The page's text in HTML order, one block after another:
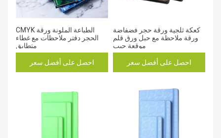
CMYK الطباعة الملونة ورقة
الحجر دفتر ملاحظات مع غطاء
متطابق
احصل على أفضل سعر
كعكة ثلجية ورقة حجر فضفاضة
ورقة ملاحظة مع حبل ورق قلم
موقعة جيب
احصل على أفضل سعر